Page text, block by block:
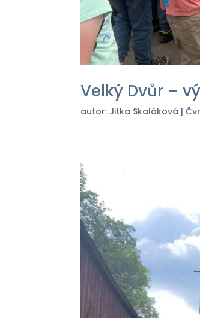
Velký Dvůr –
autor: Jitka Skaláková |